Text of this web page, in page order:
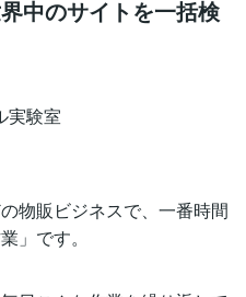
中のサイトを一括検
実験室
物販ビジネスで、一番時間
」です。